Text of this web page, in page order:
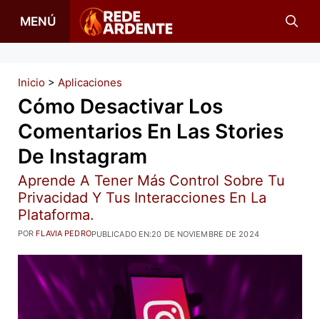
MENÚ
Inicio > Aplicaciones
Cómo Desactivar Los
Comentarios En Las Stories
De Instagram
Aprende A Tener Más Control Sobre Tu
Privacidad Y Tus Interacciones En La
Plataforma.
PUBLICADO EN:20 DE NOVIEMBRE DE 2024
POR FLAVIA PEDRO